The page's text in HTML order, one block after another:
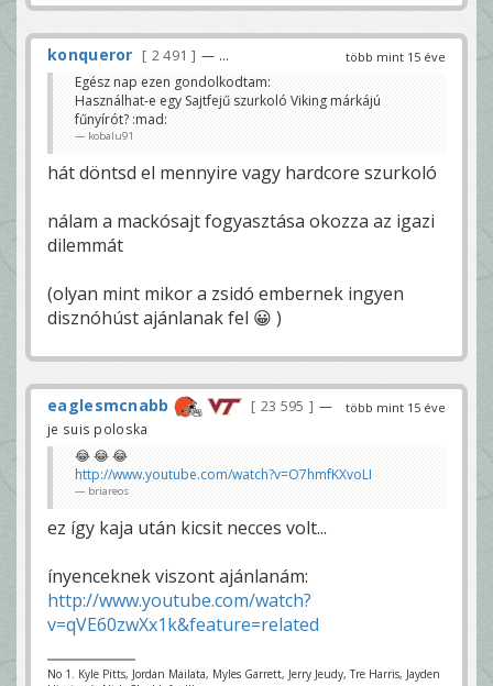
több mint 15 éve
konqueror 2 491 — ...
Egész nap ezen gondolkodtam:
Használhat-e egy Sajtfejű szurkoló Viking márkájú
fűnyírót? :mad:
kobalu91
hát döntsd el mennyire vagy hardcore szurkoló
nálam a mackósajt fogyasztása okozza az igazi
dilemmát
(olyan mint mikor a zsidó embernek ingyen
disznóhúst ajánlanak fel 😀 )
több mint 15 éve
eaglesmcnabb 23 595
—
je suis poloska
😂 😂 😂
http://www.youtube.com/watch?v=O7hmfKXvoLI
briareos
ez így kaja után kicsit necces volt...
ínyenceknek viszont ajánlanám:
http://www.youtube.com/watch?
v=qVE60zwXx1k&feature=related
No 1. Kyle Pitts, Jordan Mailata, Myles Garrett, Jerry Jeudy, Tre Harris, Jayden